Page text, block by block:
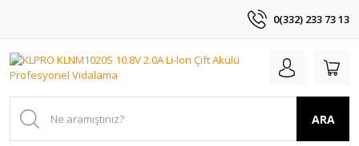
0(332) 233 73 13
ARA